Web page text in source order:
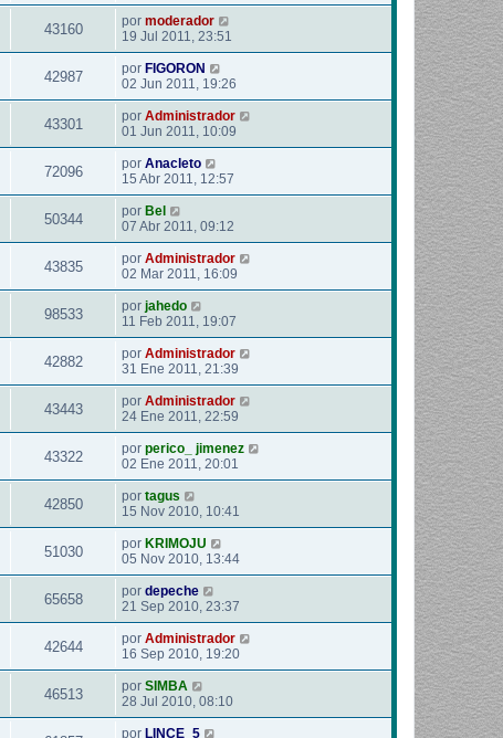
43160 por moderador
19 Jul 2011, 23:51
42987 por FIGORON
02 Jun 2011, 19:26
43301 por Administrador
01 Jun 2011, 10:09
72096 por Anacleto
15 Abr 2011, 12:57
50344 por Bel
07 Abr 2011, 09:12
43835 por Administrador
02 Mar 2011, 16:09
98533 por jahedo
11 Feb 2011, 19:07
42882 por Administrador
31 Ene 2011, 21:39
43443 por Administrador
24 Ene 2011, 22:59
43322 por perico_ jimenez
02 Ene 2011, 20:01
42850 por tagus
15 Nov 2010, 10:41
51030 por KRIMOJU
05 Nov 2010, 13:44
65658 por depeche
21 Sep 2010, 23:37
42644 por Administrador
16 Sep 2010, 19:20
46513 por SIMBA
28 Jul 2010, 08:10
por LINCE_5